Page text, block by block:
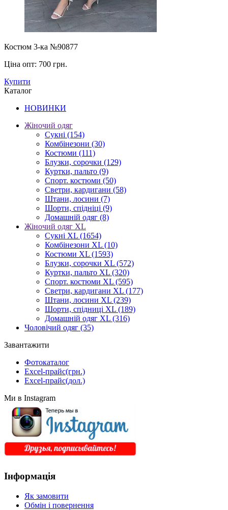
Костюм 3-ка №90877
Ціна опт: 700 грн.
Купити
Каталог
НОВИНКИ
Жіночий одяг
Сукні (154)
Комбінезони (30)
Костюми (111)
Блузки, сорочки (129)
Куртки, пальто (9)
Спорт. костюми (50)
Светри, кардигани (58)
Штани, лосини (7)
Шорти, спідніці (9)
Домашній одяг (8)
Жіночий одяг XL
Cукні XL (1654)
Комбінезони XL (10)
Костюми XL (1593)
Блузки, сорочки XL (572)
Куртки, пальто XL (320)
Спорт. костюми XL (595)
Светри, кардигани XL (177)
Штани, лосини XL (239)
Шорти, спідниці XL (189)
Домашній одяг XL (316)
Чоловічий одяг (35)
Завантажити
Фотокаталог
Excel-прайс(грн.)
Excel-прайс(дол.)
Ми в Instagram
Інформація
Як замовити
Обмін і повернення